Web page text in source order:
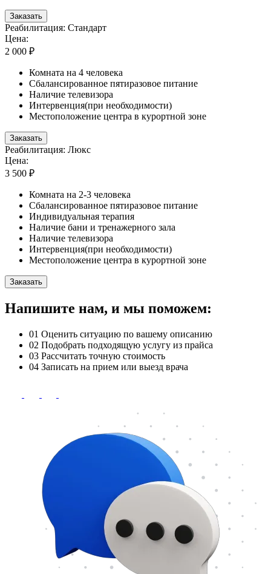
Заказать
Реабилитация: Стандарт
Цена:
2 000 ₽
Комната на 4 человека
Сбалансированное пятиразовое питание
Наличие телевизора
Интервенция(при необходимости)
Местоположение центра в курортной зоне
Заказать
Реабилитация: Люкс
Цена:
3 500 ₽
Комната на 2-3 человека
Сбалансированное пятиразовое питание
Индивидуальная терапия
Наличие бани и тренажерного зала
Наличие телевизора
Интервенция(при необходимости)
Местоположение центра в курортной зоне
Заказать
Напишите нам, и мы поможем:
01 Оценить ситуацию по вашему описанию
02 Подобрать подходящую услугу из прайса
03 Рассчитать точную стоимость
04 Записать на прием или выезд врача